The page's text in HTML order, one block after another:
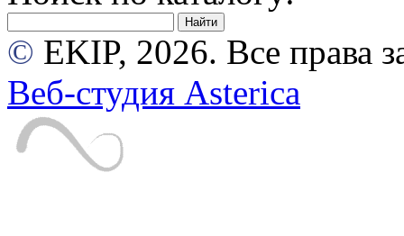
© EKIP, 2026. Все права
Веб-студия Asterica